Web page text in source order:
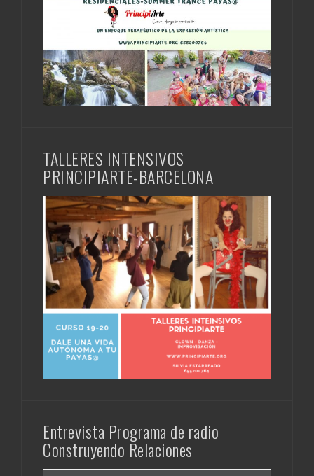
TALLERES INTENSIVOS
PRINCIPIARTE-BARCELONA
Entrevista Programa de radio
Construyendo Relaciones